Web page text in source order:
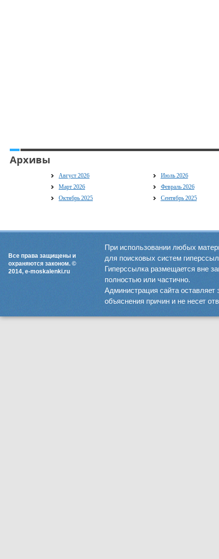
Архивы
Август 2026
Июль 2026
Март 2026
Февраль 2026
Октябрь 2025
Сентябрь 2025
Все права защищены и
охраняются законом. ©
2014, e-moskalenki.ru
При использовании любых
для поисковых систем
Гиперссылка размещается вне
полностью или частично.
Администрация сайта оставляет
объяснения причин и не несет